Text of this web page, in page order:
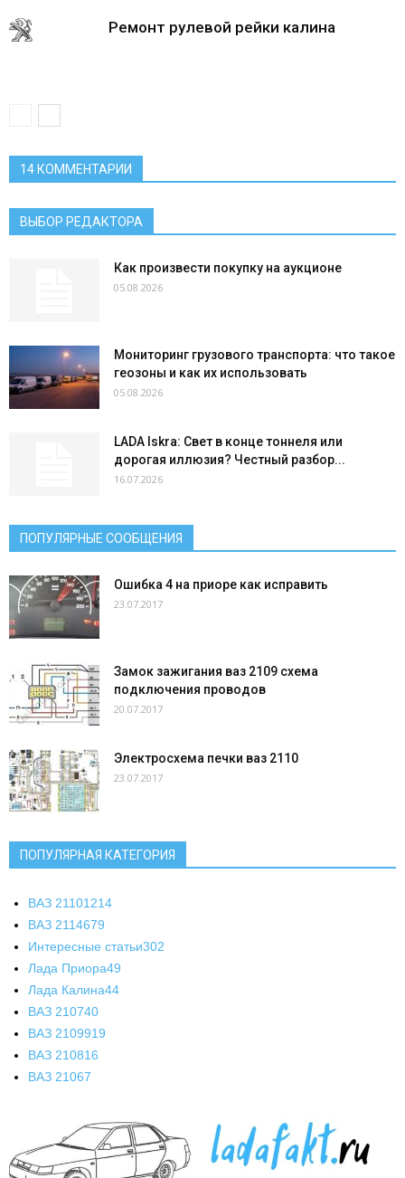
Ремонт рулевой рейки калина
14 КОММЕНТАРИИ
ВЫБОР РЕДАКТОРА
Как произвести покупку на аукционе
05.08.2026
Мониторинг грузового транспорта: что такое
геозоны и как их использовать
05.08.2026
LADA Iskra: Свет в конце тоннеля или
дорогая иллюзия? Честный разбор...
16.07.2026
ПОПУЛЯРНЫЕ СООБЩЕНИЯ
Ошибка 4 на приоре как исправить
23.07.2017
Замок зажигания ваз 2109 схема
подключения проводов
20.07.2017
Электросхема печки ваз 2110
23.07.2017
ПОПУЛЯРНАЯ КАТЕГОРИЯ
ВАЗ 21101214
ВАЗ 2114679
Интересные статьи302
Лада Приора49
Лада Калина44
ВАЗ 210740
ВАЗ 2109919
ВАЗ 210816
ВАЗ 21067